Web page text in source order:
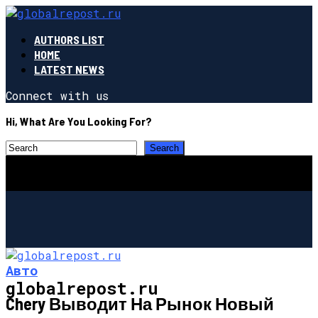
AUTHORS LIST
HOME
LATEST NEWS
Connect with us
Hi, What Are You Looking For?
globalrepost.ru
Авто
Chery Выводит На Рынок Новый